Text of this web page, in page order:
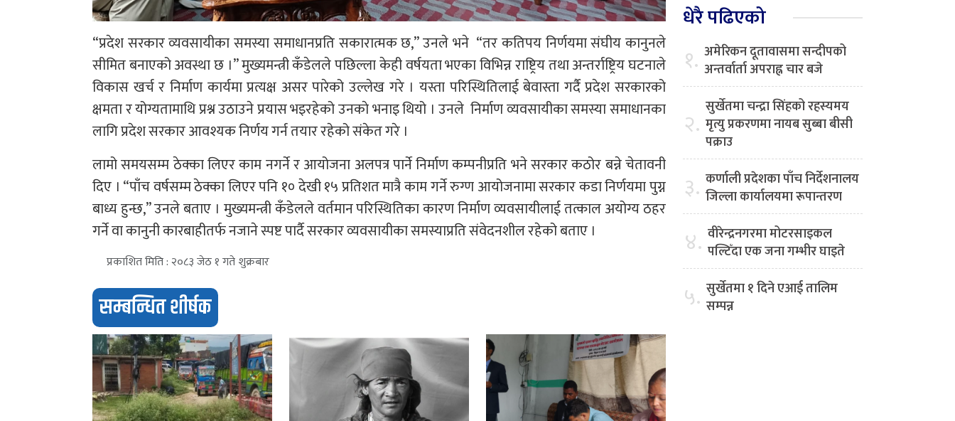
“प्रदेश सरकार व्यवसायीका समस्या समाधानप्रति सकारात्मक छ,” उनले भने “तर कतिपय निर्णयमा संघीय कानुनले
सीमित बनाएको अवस्था छ ।” मुख्यमन्त्री कँडेलले पछिल्ला केही वर्षयता भएका विभिन्न राष्ट्रिय तथा अन्तर्राष्ट्रिय घटनाले
विकास खर्च र निर्माण कार्यमा प्रत्यक्ष असर पारेको उल्लेख गरे । यस्ता परिस्थितिलाई बेवास्ता गर्दै प्रदेश सरकारको
क्षमता र योग्यतामाथि प्रश्न उठाउने प्रयास भइरहेको उनकाे भनाइ थियो । उनले निर्माण व्यवसायीका समस्या समाधानका
लागि प्रदेश सरकार आवश्यक निर्णय गर्न तयार रहेको संकेत गरे ।
लामो समयसम्म ठेक्का लिएर काम नगर्ने र आयोजना अलपत्र पार्ने निर्माण कम्पनीप्रति भने सरकार कठोर बन्ने चेतावनी
दिए । “पाँच वर्षसम्म ठेक्का लिएर पनि १० देखी १५ प्रतिशत मात्रै काम गर्ने रुग्ण आयोजनामा सरकार कडा निर्णयमा पुग्न
बाध्य हुन्छ,” उनले बताए । मुख्यमन्त्री कँडेलले वर्तमान परिस्थितिका कारण निर्माण व्यवसायीलाई तत्काल अयोग्य ठहर
गर्ने वा कानुनी कारबाहीतर्फ नजाने स्पष्ट पार्दै सरकार व्यवसायीका समस्याप्रति संवेदनशील रहेको बताए ।
प्रकाशित मिति : २०८३ जेठ १ गते शुक्रबार
सम्बन्धित शीर्षक
धेरै पढिएको
१. अमेरिकन दूतावासमा सन्दीपको
अन्तर्वार्ता अपराह्न चार बजे
२. सुर्खेतमा चन्द्रा सिंहको रहस्यमय
मृत्यु प्रकरणमा नायब सुब्बा बीसी
पक्राउ
३. कर्णाली प्रदेशका पाँच निर्देशनालय
जिल्ला कार्यालयमा रूपान्तरण
४. वीरेन्द्रनगरमा मोटरसाइकल
पल्टिँदा एक जना गम्भीर घाइते
५. सुर्खेतमा १ दिने एआई तालिम
सम्पन्न